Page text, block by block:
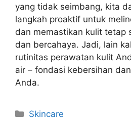
yang tidak seimbang, kita
langkah proaktif untuk
dan memastikan kulit tetap
dan bercahaya. Jadi, lain
rutinitas perawatan kulit
air – fondasi kebersihan
Anda.
Kategori
Skincare